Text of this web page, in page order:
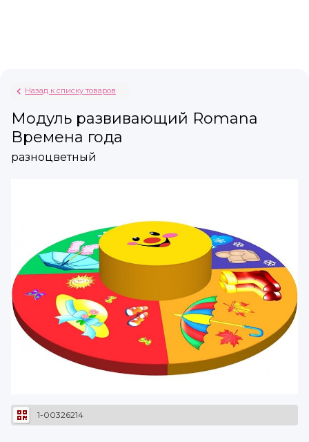
Назад к списку товаров
Модуль развивающий Romana
Времена года
разноцветный
1-00326214